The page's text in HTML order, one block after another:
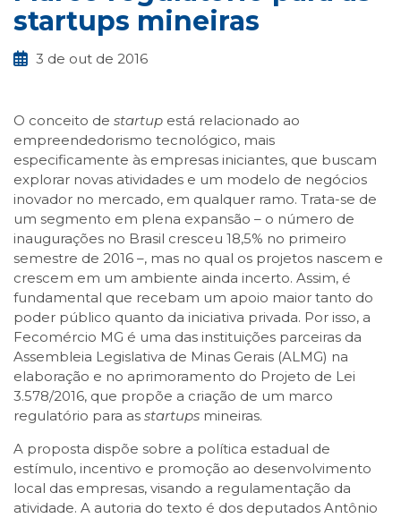
startups mineiras
3 de out de 2016
O conceito de startup está relacionado ao
empreendedorismo tecnológico, mais
especificamente às empresas iniciantes, que buscam
explorar novas atividades e um modelo de negócios
inovador no mercado, em qualquer ramo. Trata-se de
um segmento em plena expansão – o número de
inaugurações no Brasil cresceu 18,5% no primeiro
semestre de 2016 –, mas no qual os projetos nascem e
crescem em um ambiente ainda incerto. Assim, é
fundamental que recebam um apoio maior tanto do
poder público quanto da iniciativa privada. Por isso, a
Fecomércio MG é uma das instituições parceiras da
Assembleia Legislativa de Minas Gerais (ALMG) na
elaboração e no aprimoramento do Projeto de Lei
3.578/2016, que propõe a criação de um marco
regulatório para as startups mineiras.
A proposta dispõe sobre a política estadual de
estímulo, incentivo e promoção ao desenvolvimento
local das empresas, visando a regulamentação da
atividade. A autoria do texto é dos deputados Antônio